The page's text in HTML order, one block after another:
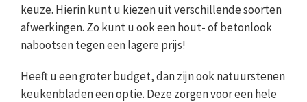
keuze. Hierin kunt u kiezen uit verschillende soorten
afwerkingen. Zo kunt u ook een hout- of betonlook
nabootsen tegen een lagere prijs!
Heeft u een groter budget, dan zijn ook natuurstenen
keukenbladen een optie. Deze zorgen voor een hele